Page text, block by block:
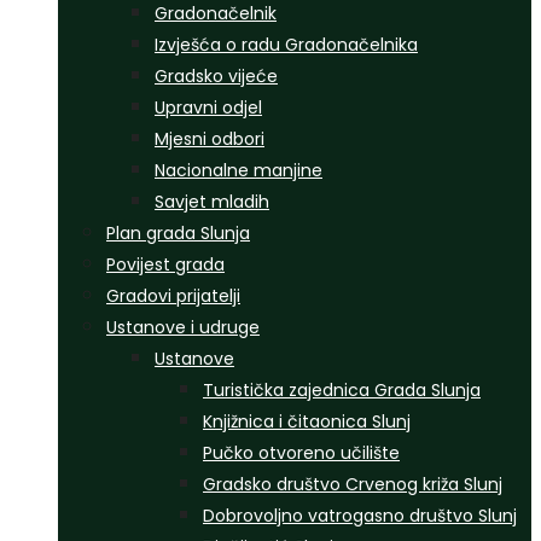
Gradonačelnik
Izvješća o radu Gradonačelnika
Gradsko vijeće
Upravni odjel
Mjesni odbori
Nacionalne manjine
Savjet mladih
Plan grada Slunja
Povijest grada
Gradovi prijatelji
Ustanove i udruge
Ustanove
Turistička zajednica Grada Slunja
Knjižnica i čitaonica Slunj
Pučko otvoreno učilište
Gradsko društvo Crvenog križa Slunj
Dobrovoljno vatrogasno društvo Slunj